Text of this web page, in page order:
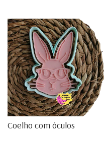
Coelho com óculos